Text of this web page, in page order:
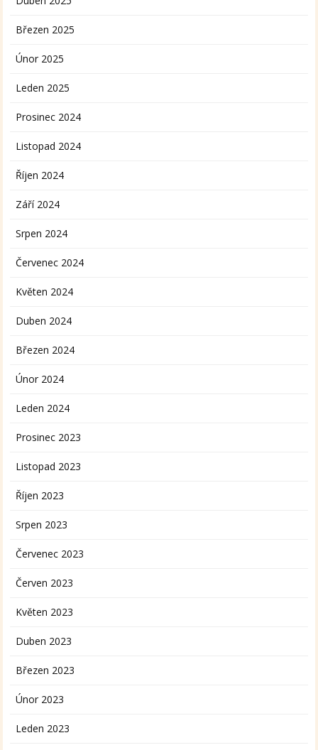
Březen 2025
Únor 2025
Leden 2025
Prosinec 2024
Listopad 2024
Říjen 2024
Září 2024
Srpen 2024
Červenec 2024
Květen 2024
Duben 2024
Březen 2024
Únor 2024
Leden 2024
Prosinec 2023
Listopad 2023
Říjen 2023
Srpen 2023
Červenec 2023
Červen 2023
Květen 2023
Duben 2023
Březen 2023
Únor 2023
Leden 2023